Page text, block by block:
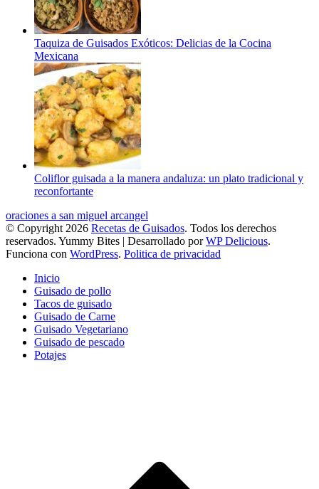
Taquiza de Guisados Exóticos: Delicias de la Cocina
Mexicana
Coliflor guisada a la manera andaluza: un plato tradicional y
reconfortante
oraciones a san miguel arcangel
© Copyright 2026 Recetas de Guisados. Todos los derechos
reservados. Yummy Bites | Desarrollado porWP Delicious.
Funciona con WordPress. Politica de privacidad
Inicio
Guisado de pollo
Tacos de guisado
Guisado de Carne
Guisado Vegetariano
Guisado de pescado
Potajes